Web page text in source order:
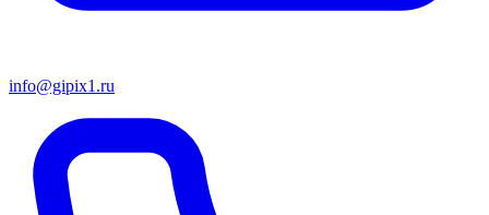
info@gipix1.ru